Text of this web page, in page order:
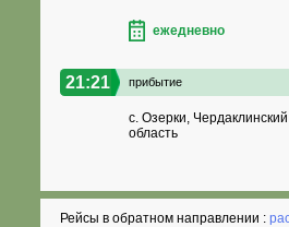
ежедневно
21:21 прибытие
с. Озерки,
область
Рейсы в обратном направлении :